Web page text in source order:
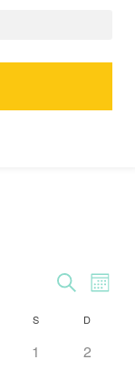
Recherche
Mois
S D
0
1
0
2